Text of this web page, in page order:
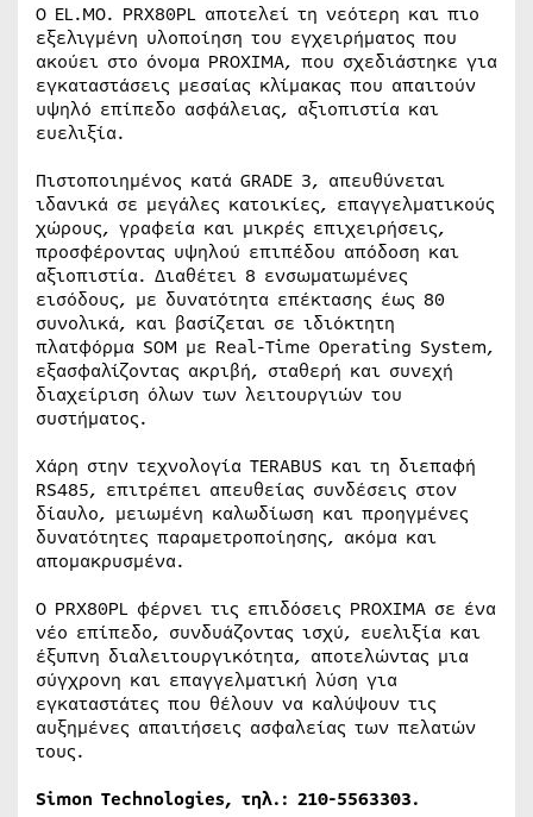
Ο EL.MO. PRX80PL αποτελεί τη νεότερη και πιο
εξελιγμένη υλοποίηση του εγχειρήματος που
ακούει στο όνομα PROXIMA, που σχεδιάστηκε για
εγκαταστάσεις μεσαίας κλίμακας που απαιτούν
υψηλό επίπεδο ασφάλειας, αξιοπιστία και
ευελιξία.
Πιστοποιημένος κατά GRADE 3, απευθύνεται
ιδανικά σε μεγάλες κατοικίες, επαγγελματικούς
χώρους, γραφεία και μικρές επιχειρήσεις,
προσφέροντας υψηλού επιπέδου απόδοση και
αξιοπιστία. Διαθέτει 8 ενσωματωμένες
εισόδους, με δυνατότητα επέκτασης έως 80
συνολικά, και βασίζεται σε ιδιόκτητη
πλατφόρμα SOM με Real-Time Operating System,
εξασφαλίζοντας ακριβή, σταθερή και συνεχή
διαχείριση όλων των λειτουργιών του
συστήματος.
Χάρη στην τεχνολογία TERABUS και τη διεπαφή
RS485, επιτρέπει απευθείας συνδέσεις στον
δίαυλο, μειωμένη καλωδίωση και προηγμένες
δυνατότητες παραμετροποίησης, ακόμα και
απομακρυσμένα.
Ο PRX80PL φέρνει τις επιδόσεις PROXIMA σε ένα
νέο επίπεδο, συνδυάζοντας ισχύ, ευελιξία και
έξυπνη διαλειτουργικότητα, αποτελώντας μια
σύγχρονη και επαγγελματική λύση για
εγκαταστάτες που θέλουν να καλύψουν τις
αυξημένες απαιτήσεις ασφαλείας των πελατών
τους.
Simon Technologies, τηλ.: 210-5563303.